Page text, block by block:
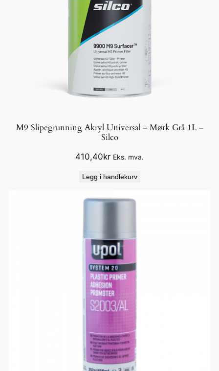
M9 Slipegrunning Akryl Universal – Mørk Grå 1L –
Silco
410,40kr Eks. mva.
Legg i handlekurv